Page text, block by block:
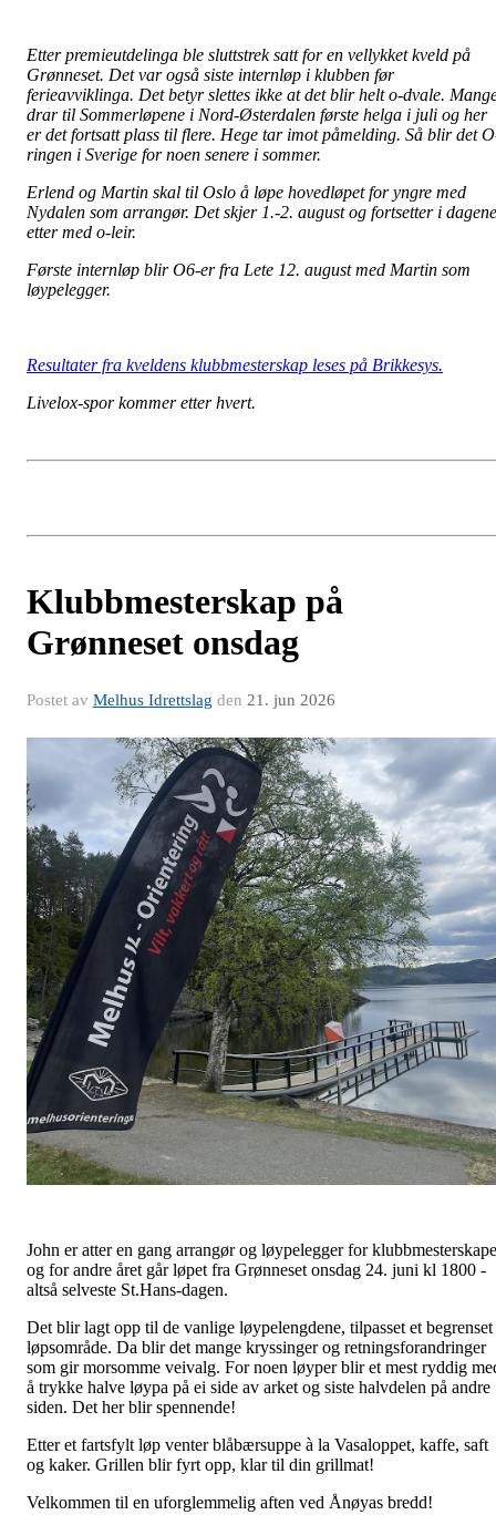
Etter premieutdelinga ble sluttstrek satt for en vellykket kveld på
Grønneset. Det var også siste internløp i klubben før
ferieavviklinga. Det betyr slettes ikke at det blir helt o-dvale.
drar til Sommerløpene i Nord-Østerdalen første helga i juli og her
er det fortsatt plass til flere. Hege tar imot påmelding. Så blir det
ringen i Sverige for noen senere i sommer.
Erlend og Martin skal til Oslo å løpe hovedløpet for yngre med
Nydalen som arrangør. Det skjer 1.-2. august og fortsetter i dagene
etter med o-leir.
Første internløp blir O6-er fra Lete 12. august med Martin som
løypelegger.
Resultater fra kveldens klubbmesterskap leses på Brikkesys.
Livelox-spor kommer etter hvert.
Klubbmesterskap på
Grønneset onsdag
Postet av Melhus Idrettslag den 21. jun 2026
John er atter en gang arrangør og løypelegger for
og for andre året går løpet fra Grønneset onsdag 24. juni kl 1800 -
altså selveste St.Hans-dagen.
Det blir lagt opp til de vanlige løypelengdene, tilpasset et begrenset
løpsområde. Da blir det mange kryssinger og retningsforandringer
som gir morsomme veivalg. For noen løyper blir et mest ryddig
å trykke halve løypa på ei side av arket og siste halvdelen på andre
siden. Det her blir spennende!
Etter et fartsfylt løp venter blåbærsuppe à la Vasaloppet, kaffe, saft
og kaker. Grillen blir fyrt opp, klar til din grillmat!
Velkommen til en uforglemmelig aften ved Ånøyas bredd!